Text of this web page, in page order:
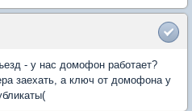
- у нас домофон работает?
заехать, а ключ от домофона у